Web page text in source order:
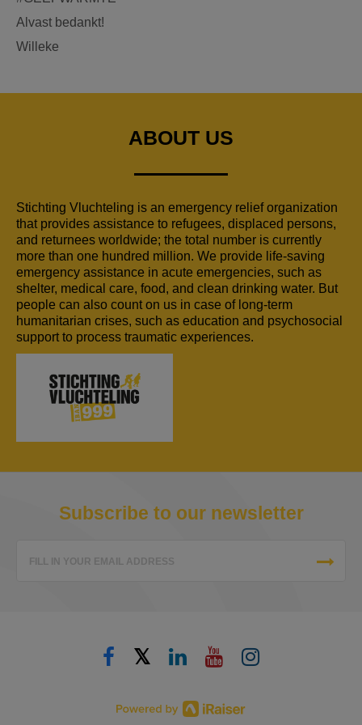
Alvast bedankt!
Willeke
ABOUT US
Stichting Vluchteling is an emergency relief organization
that provides assistance to refugees, displaced persons,
and returnees worldwide; the total number is currently
more than one hundred million. We provide life-saving
emergency assistance in acute emergencies, such as
shelter, medical care, food, and clean drinking water. But
people can also count on us in case of long-term
humanitarian crises, such as education and psychosocial
support to process traumatic experiences.
Subscribe to our newsletter
FILL IN YOUR EMAIL ADDRESS
𝕏